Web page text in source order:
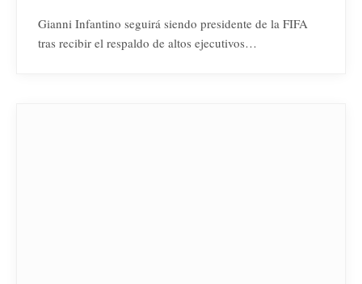
Gianni Infantino seguirá siendo presidente de la FIFA
tras recibir el respaldo de altos ejecutivos…